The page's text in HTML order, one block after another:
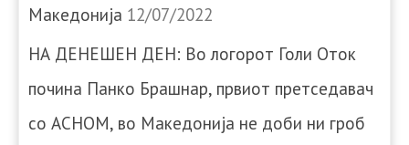
Македонија 12/07/2022
НА ДЕНЕШЕН ДЕН: Во логорот Голи Оток
почина Панко Брашнар, првиот претседавач
со АСНОМ, во Македонија не доби ни гроб